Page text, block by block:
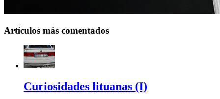
Artículos más comentados
Curiosidades lituanas (I)